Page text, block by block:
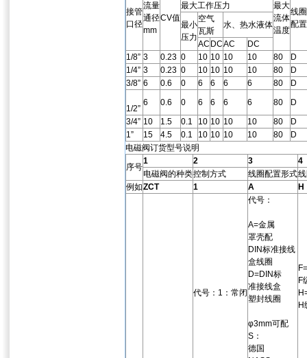
接管
口径
流量
通径
mm
CV值
最大
流体
温度
线圈
配置
最大工作压力
最小
压力
空气
瓦斯
水、热水液体
AC DCAC
DC
1/8” 3 0.23 0 10 10 10 10 80
D
1/4” 3 0.23 0 10 10 10 10 80
D
3/8” 6 0.6 0 6 6 6 6 80 D
1/2”
6 0.6 0 6 6 6 6 80
D
3/4” 10 1.5 0.1 10 10 10 10 80
D
1”
15 4.5 0.1 10 10 10 10 80
D
电磁阀订货型号说明
序号
1 2 3
4
电磁阀的种类控制方式 线圈配置形式
例如ZCT 1 A H
代号：1：常闭
代号：
A=金属
罩壳配
DIN标准接线
盒线圈
D=DIN标
准接线盒
塑封线圈
φ3mm可配
S：
德国
F=
F
H